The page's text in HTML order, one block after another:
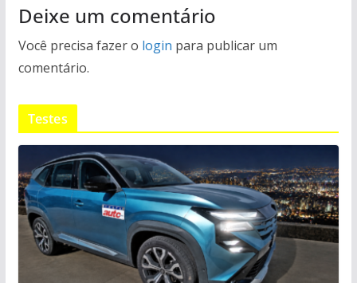
Deixe um comentário
Você precisa fazer o login para publicar um
comentário.
Testes